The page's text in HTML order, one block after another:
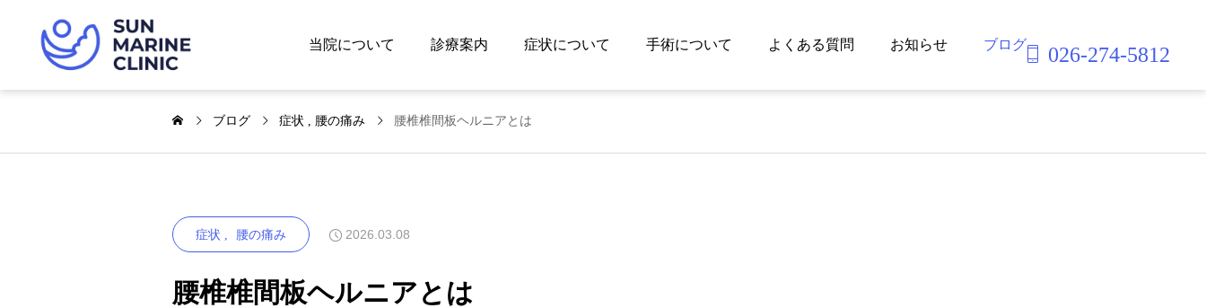
当院について 診療案内 症状について 手術について よくある質問 お知らせ ブログ 026-274-5812
ブログ 症状 腰の痛み 腰椎椎間板ヘルニアとは
症状 腰の痛み 2026.03.08
腰椎椎間板ヘルニアとは